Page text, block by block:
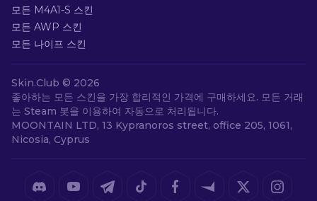
모든 M4A1-S 스킨
모든 AWP 스킨
모든 나이프 스킨
Skin.Club © 2026
좋아하는 모든 스킨을 가장 합리적인 가격에 구매하세요. 모든 거래
는 Steam 봇을 이용하여 자동으로 처리됩니다.
MOONTAIN LTD, 13 Kypranoros street, office 205, 1061,
Nicosia, Cyprus